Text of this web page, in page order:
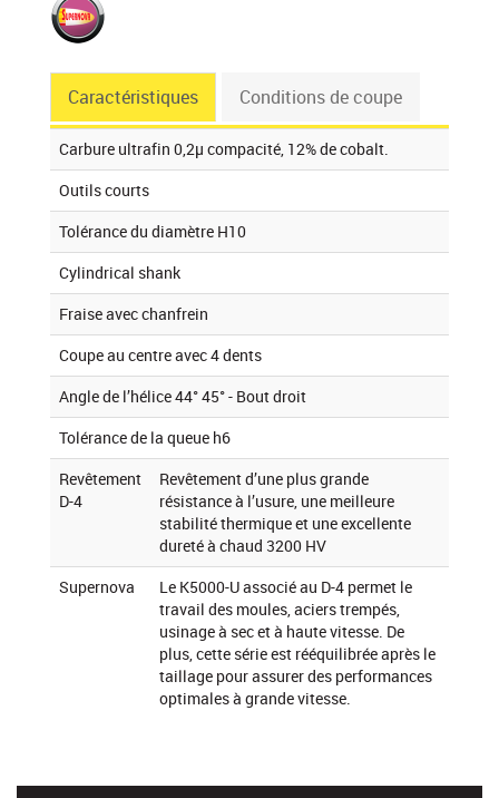
Caractéristiques Conditions de coupe
Carbure ultrafin 0,2µ compacité, 12% de cobalt.
Outils courts
Tolérance du diamètre H10
Cylindrical shank
Fraise avec chanfrein
Coupe au centre avec 4 dents
Angle de l’hélice 44° 45° - Bout droit
Tolérance de la queue h6
Revêtement
D-4
Revêtement d’une plus grande
résistance à l’usure, une meilleure
stabilité thermique et une excellente
dureté à chaud 3200 HV
Supernova
Le K5000-U associé au D-4 permet le
travail des moules, aciers trempés,
usinage à sec et à haute vitesse. De
plus, cette série est rééquilibrée après le
taillage pour assurer des performances
optimales à grande vitesse.